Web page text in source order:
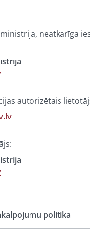
neatkarīga
autorizētais
politika